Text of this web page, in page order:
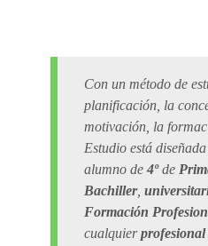
Con un método de
planificación, la
motivación, la
Estudio está
alumno de 4ºde
Bachiller,
Formación
cualquierprofesional